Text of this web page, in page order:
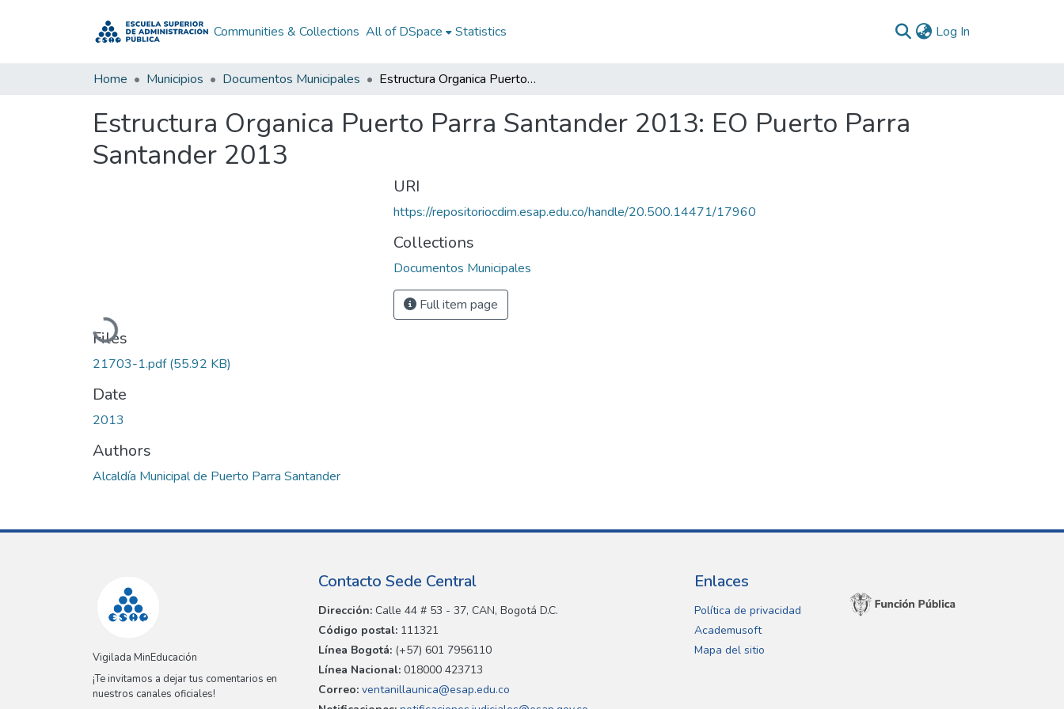
Communities & Collections All of DSpace Statistics Log In
Home Municipios Documentos Municipales Estructura Organica Puerto Parra Santander 2013: EO Puerto Parra Santander 2013
Estructura Organica Puerto Parra Santander 2013: EO Puerto Parra
Santander 2013
Loading...
Files
21703-1.pdf(55.92 KB)
Date
2013
Authors
Alcaldía Municipal de Puerto Parra Santander
URI
https://repositoriocdim.esap.edu.co/handle/20.500.14471/17960
Collections
Documentos Municipales
Full item page
Vigilada MinEducación
¡Te invitamos a dejar tus comentarios en
nuestros canales oficiales!
Contacto Sede Central
Dirección: Calle 44 # 53 - 37, CAN, Bogotá D.C.
Código postal: 111321
Línea Bogotá: (+57) 601 7956110
Línea Nacional: 018000 423713
Correo: ventanillaunica@esap.edu.co
Enlaces
Política de privacidad
Academusoft
Mapa del sitio